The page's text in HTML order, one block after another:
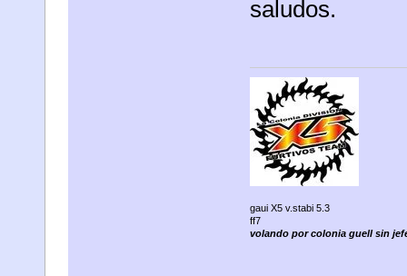
saludos.
gaui X5 v.stabi 5.3
ff7
volando por colonia guell sin